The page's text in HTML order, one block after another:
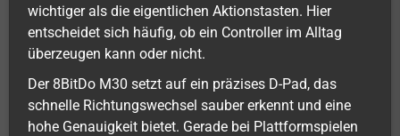
wichtiger als die eigentlichen Aktionstasten. Hier
entscheidet sich häufig, ob ein Controller im Alltag
überzeugen kann oder nicht.
Der 8BitDo M30 setzt auf ein präzises D-Pad, das
schnelle Richtungswechsel sauber erkennt und eine
hohe Genauigkeit bietet. Gerade bei Plattformspielen